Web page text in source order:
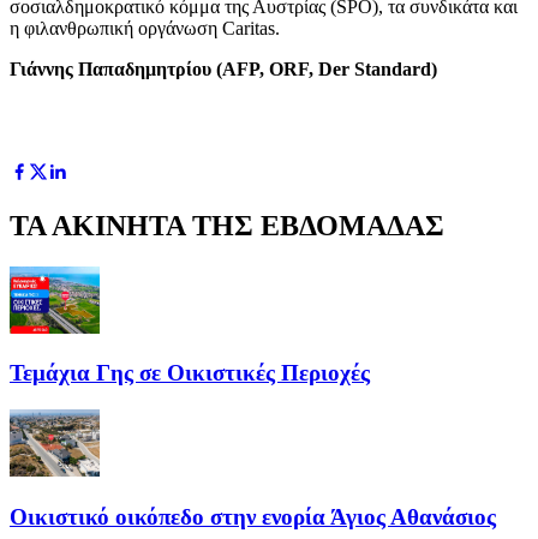
σοσιαλδημοκρατικό κόμμα της Αυστρίας (SPÖ), τα συνδικάτα και
η φιλανθρωπική οργάνωση Caritas.
Γιάννης Παπαδημητρίου (AFP, ORF, Der Standard)
ΤΑ ΑΚΙΝΗΤΑ ΤΗΣ ΕΒΔΟΜΑΔΑΣ
Τεμάχια Γης σε Οικιστικές Περιοχές
Οικιστικό οικόπεδο στην ενορία Άγιος Αθανάσιος